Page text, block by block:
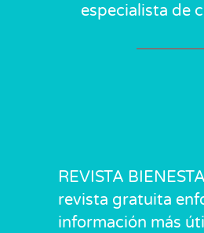
especialista de
REVISTA
revista gratuita
información más